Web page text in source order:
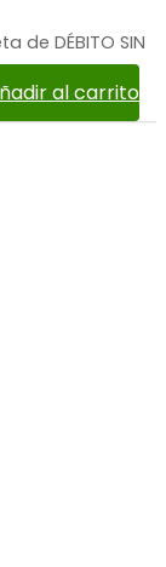
de DÉBITO SIN
al carrito